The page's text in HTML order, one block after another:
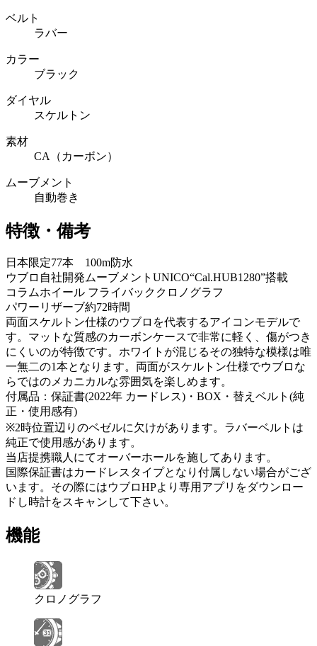
ベルト
ラバー
カラー
ブラック
ダイヤル
スケルトン
素材
CA（カーボン）
ムーブメント
自動巻き
特徴・備考
日本限定77本 100m防水
ウブロ自社開発ムーブメントUNICO“Cal.HUB1280”搭載
コラムホイール フライバッククロノグラフ
パワーリザーブ約72時間
両面スケルトン仕様のウブロを代表するアイコンモデルで
す。マットな質感のカーボンケースで非常に軽く、傷がつき
にくいのが特徴です。ホワイトが混じるその独特な模様は唯
一無二の1本となります。両面がスケルトン仕様でウブロな
らではのメカニカルな雰囲気を楽しめます。
付属品：保証書(2022年 カードレス)・BOX・替えベルト(純
正・使用感有)
※2時位置辺りのベゼルに欠けがあります。ラバーベルトは
純正で使用感があります。
当店提携職人にてオーバーホールを施してあります。
国際保証書はカードレスタイプとなり付属しない場合がござ
います。その際にはウブロHPより専用アプリをダウンロー
ドし時計をスキャンして下さい。
機能
クロノグラフ